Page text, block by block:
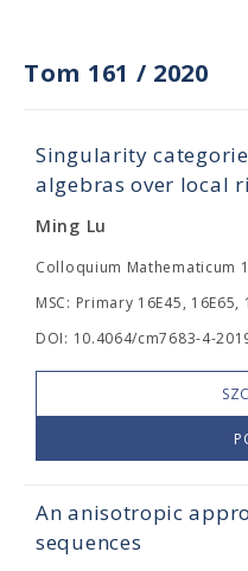
Tom 161 / 2020
Singularity
algebras over local
Ming Lu
Colloquium Mathematicum
MSC: Primary 16E45, 16E65,
DOI: 10.4064/cm7683-4-
An anisotropic
sequences